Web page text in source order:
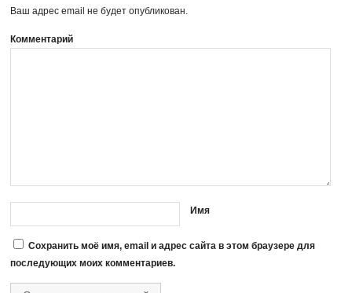
Ваш адрес email не будет опубликован.
Комментарий
Имя
Сохранить моё имя, email и адрес сайта в этом браузере для
последующих моих комментариев.